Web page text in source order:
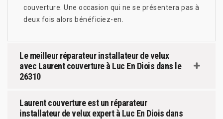
couverture. Une occasion qui ne se présentera pas à
deux fois alors bénéficiez-en.
Le meilleur réparateur installateur de velux
avec Laurent couverture à Luc En Diois dans le
26310
Laurent couverture est un réparateur
installateur de velux expert à Luc En Diois dans